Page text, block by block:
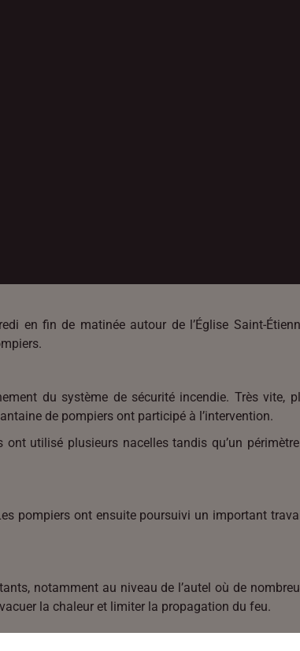
en fin de matinée autour de l’Église Saint-
du système de sécurité incendie. Très vite,
de pompiers ont participé à l’intervention.
ont utilisé plusieurs nacelles tandis qu’un
pompiers ont ensuite poursuivi un important
notamment au niveau de l’autel où de
la chaleur et limiter la propagation du feu.